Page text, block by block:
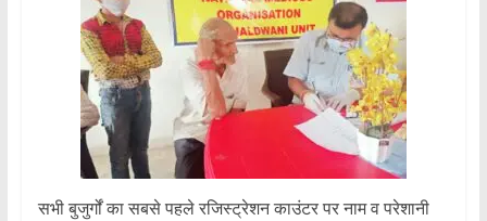
सभी बुजुर्गों का सबसे पहले रजिस्ट्रेशन काउंटर पर नाम व परेशानी